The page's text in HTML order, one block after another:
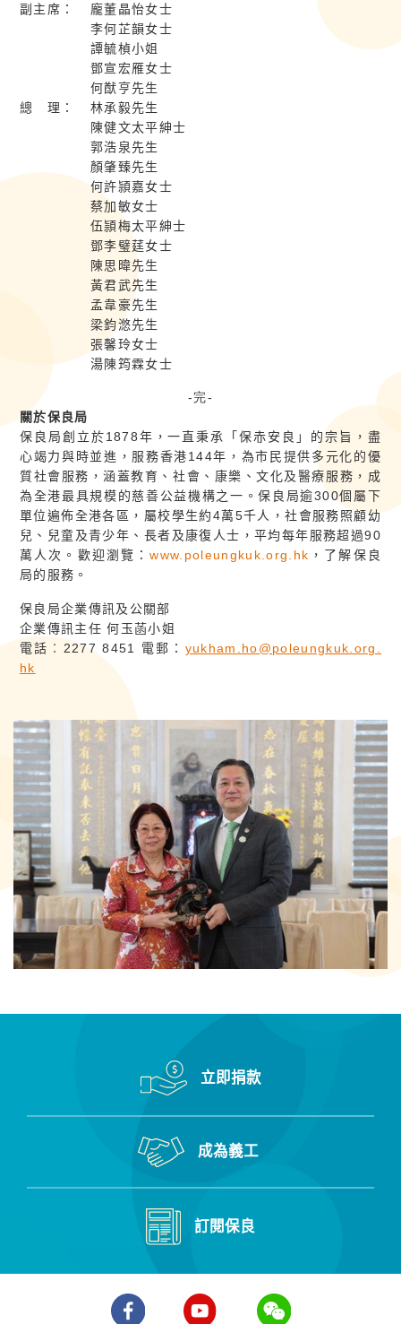
副主席：
龐董晶怡女士
李何芷韻女士
譚毓楨小姐
鄧宣宏雁女士
何猷亨先生
總 理：
林承毅先生
陳健文太平紳士
郭浩泉先生
顏肇臻先生
何許頴嘉女士
蔡加敏女士
伍頴梅太平紳士
鄧李璧莛女士
陳思暐先生
黃君武先生
孟韋豪先生
梁鈞滺先生
張馨玲女士
湯陳筠霖女士
-完-
關於保良局
保良局創立於1878年，一直秉承「保赤安良」的宗旨，盡
心竭力與時並進，服務香港144年，為市民提供多元化的優
質社會服務，涵蓋教育、社會、康樂、文化及醫療服務，成
為全港最具規模的慈善公益機構之一。保良局逾300個屬下
單位遍佈全港各區，屬校學生約4萬5千人，社會服務照顧幼
兒、兒童及青少年、長者及康復人士，平均每年服務超過90
萬人次。歡迎瀏覽：www.poleungkuk.org.hk ，了解保良
局的服務。
保良局企業傳訊及公關部
企業傳訊主任 何玉菡小姐
電話︰2277 8451 電郵： yukham.ho@poleungkuk.org.
hk
立即捐款
成為義工
訂閱保良